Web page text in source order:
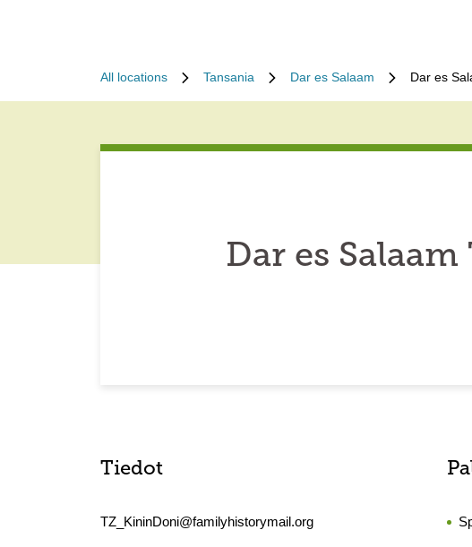
All locations Tansania Dar es Salaam Dar es
Dar es
Tiedot
TZ_KininDoni@familyhistorymail.org